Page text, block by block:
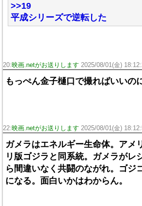
>>19
平成シリーズで逆転した
20:映画.netがお送りします 2025/08/01(金)
もっぺん金子樋口で撮ればいいの
22:映画.netがお送りします 2025/08/01(金)
ガメラはエネルギー生命体。アメ
リ版ゴジラと同系統。ガメラがレ
ら間違いなく共闘のながれ。ゴジ
になる。面白いかはわからん。